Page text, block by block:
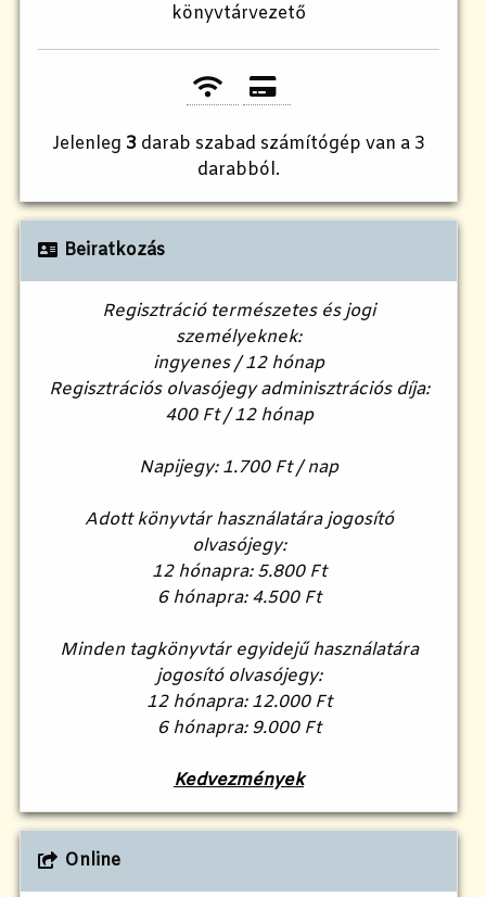
könyvtárvezető
Jelenleg 3 darab szabad számítógép van a 3
darabból.
Beiratkozás
Regisztráció természetes és jogi
személyeknek:
ingyenes / 12 hónap
Regisztrációs olvasójegy adminisztrációs díja:
400 Ft / 12 hónap
Napijegy: 1.700 Ft / nap
Adott könyvtár használatára jogosító
olvasójegy:
12 hónapra: 5.800 Ft
6 hónapra: 4.500 Ft
Minden tagkönyvtár egyidejű használatára
jogosító olvasójegy:
12 hónapra: 12.000 Ft
6 hónapra: 9.000 Ft
Kedvezmények
Online